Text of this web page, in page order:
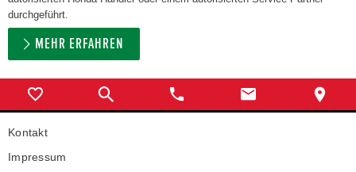
durchgeführt.
MEHR ERFAHREN
Kontakt
Impressum